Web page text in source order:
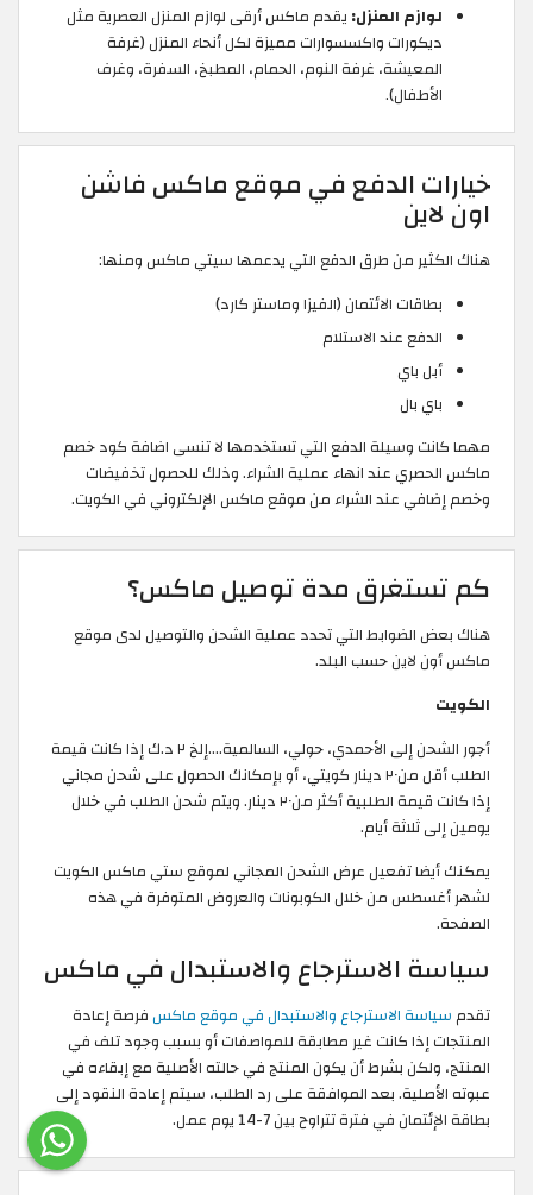
لوازم المنزل: يقدم ماكس أرقى لوازم المنزل العصرية مثل
ديكورات واكسسوارات مميزة لكل أنحاء المنزل (غرفة
المعيشة، غرفة النوم، الحمام، المطبخ، السفرة، وغرف
الأطفال).
خيارات الدفع في موقع ماكس فاشن
اون لاين
هناك الكثير من طرق الدفع التي يدعمها سيتي ماكس ومنها:
بطاقات الائتمان (الفيزا وماستر كارد)
الدفع عند الاستلام
أبل باي
باي بال
مهما كانت وسيلة الدفع التي تستخدمها لا تنسى اضافة كود خصم
ماكس الحصري عند انهاء عملية الشراء. وذلك للحصول تخفيضات
وخصم إضافي عند الشراء من موقع ماكس الإلكتروني في الكويت.
كم تستغرق مدة توصيل ماكس؟
هناك بعض الضوابط التي تحدد عملية الشحن والتوصيل لدى موقع
ماكس أون لاين حسب البلد.
الكويت
أجور الشحن إلى الأحمدي، حولي، السالمية....إلخ ٢ د.ك إذا كانت قيمة
الطلب أقل من٢٠ دينار كويتي، أو بإمكانك الحصول على شحن مجاني
إذا كانت قيمة الطلبية أكثر من٢٠ دينار. ويتم شحن الطلب في خلال
يومين إلى ثلاثة أيام.
يمكنك أيضا تفعيل عرض الشحن المجاني لموقع ستي ماكس الكويت
لشهر أغسطس من خلال الكوبونات والعروض المتوفرة في هذه
الصفحة.
سياسة الاسترجاع والاستبدال في ماكس
تقدم سياسة الاسترجاع والاستبدال في موقع ماكسفرصة إعادة
المنتجات إذا كانت غير مطابقة للمواصفات أو بسبب وجود تلف في
المنتج، ولكن بشرط أن يكون المنتج في حالته الأصلية مع إبقاءه في
عبوته الأصلية. بعد الموافقة على رد الطلب، سيتم إعادة النقود إلى
بطاقة الإئتمان في فترة تتراوح بين 7-14 يوم عمل.